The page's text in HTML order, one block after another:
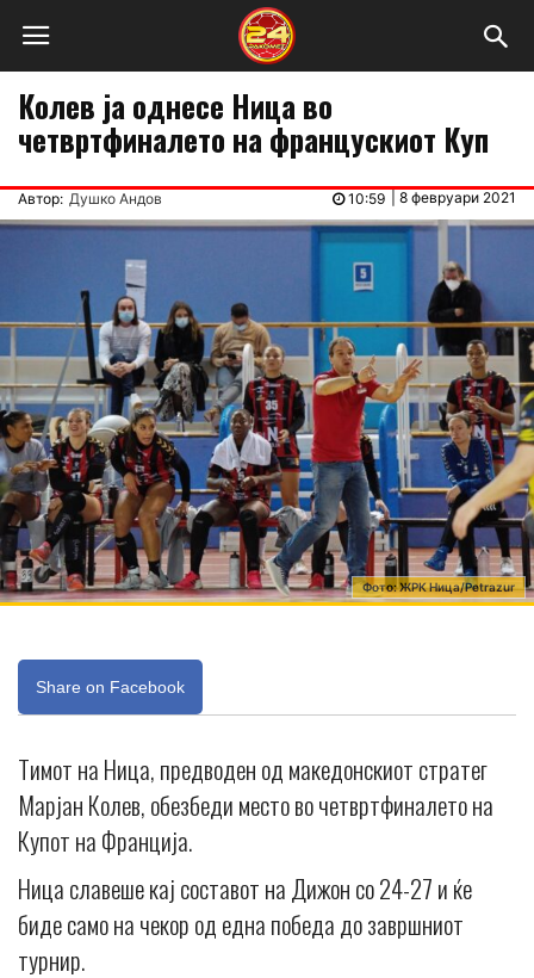
Колев ја однесе Ница во
четвртфиналето на францускиот Куп
Автор: Душко Андов 8 февруари 2021
10:59
Фото: ЖРК Ница/Petrazur
Share on Facebook
Тимот на Ница, предводен од македонскиот стратег
Марјан Колев, обезбеди место во четвртфиналето на
Купот на Франција.
Ница славеше кај составот на Дижон со 24-27 и ќе
биде само на чекор од една победа до завршниот
турнир.